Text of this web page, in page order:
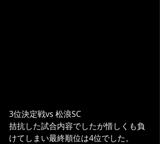
3位決定戦vs 松浪SC
拮抗した試合内容でしたが惜しくも負
けてしまい最終順位は4位でした。